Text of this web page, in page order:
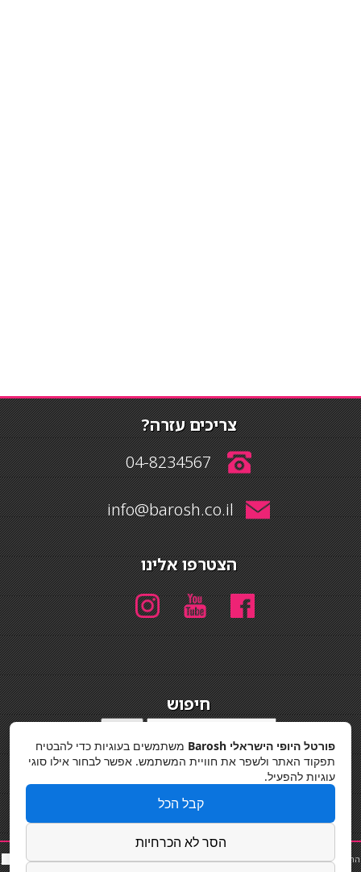
צריכים עזרה?
04-8234567
info@barosh.co.il
הצטרפו אלינו
חיפוש
מדיניות פרטיות
החלקות שיער|תאורה לבית|פאות ותוספות שיער|נייל סטודיו|תוספות שיער|שף פרטי|כ
סאות
פורטל היופי הישראלי Barosh
משתמשים בעוגיות כדי להבטיח
תפקוד האתר ולשפר את חוויית המשתמש. אפשר לבחור אילו סוגי
עוגיות להפעיל.
קבל הכל
הסר לא הכרחיות